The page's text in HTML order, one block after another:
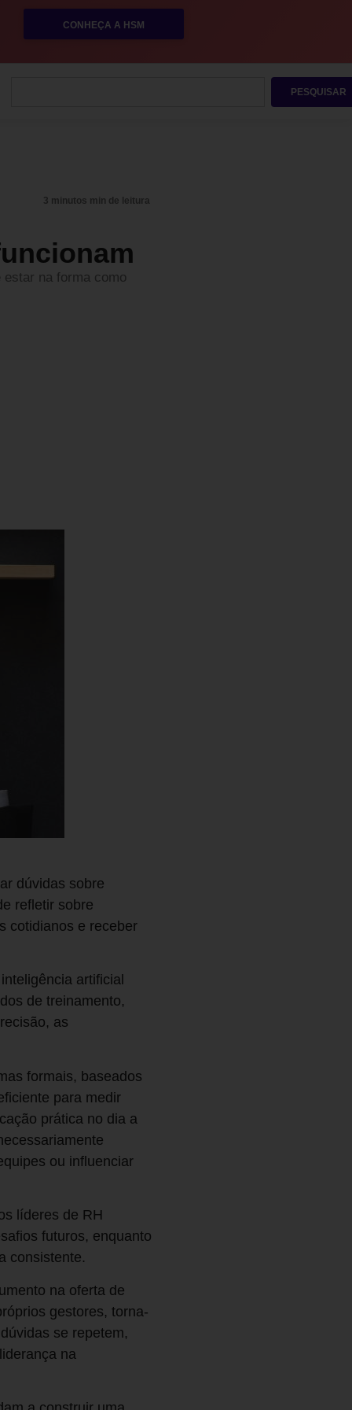
CONHEÇA A HSM
PESQUISAR
3 minutos min de leitura
estar na forma como
dúvidas sobre
refletir sobre
cotidianos e receber
artificial
de treinamento,
as
formais, baseados
para medir
prática no dia a
ou influenciar
líderes de RH
futuros, enquanto
consistente.
na oferta de
gestores, torna-
se repetem,
na